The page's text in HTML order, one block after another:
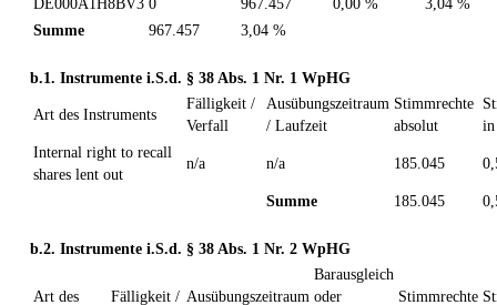
DE000A1H8BV3 0 967.457 0,00 %
3,04 %
Summe
967.457 3,04 %
b.1. Instrumente i.S.d. § 38 Abs. 1 Nr. 1 WpHG
Art des Instruments
Fälligkeit /
Verfall
Ausübungszeitraum
/ Laufzeit
Stimmrechte
absolut
Internal right to recall
shares lent out
n/a n/a 185.045
Summe 185.045
b.2. Instrumente i.S.d. § 38 Abs. 1 Nr. 2 WpHG
Art des Fälligkeit / Ausübungszeitraum
Barausgleich
oder
Stimmrechte